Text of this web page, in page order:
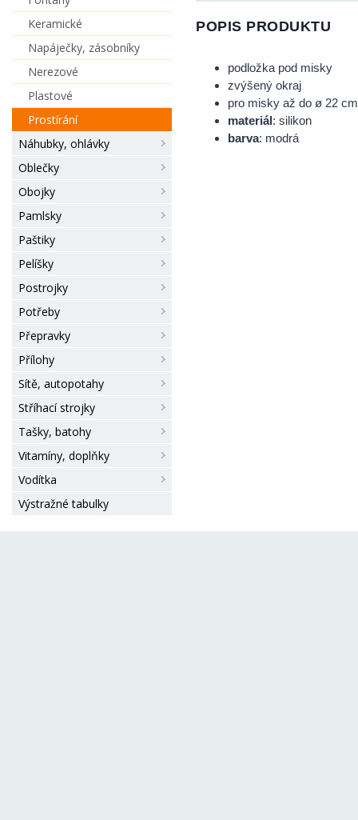
Keramické
Napáječky, zásobníky
Nerezové
Plastové
Prostírání
Náhubky, ohlávky
Oblečky
Obojky
Pamlsky
Paštiky
Pelíšky
Postrojky
Potřeby
Přepravky
Přílohy
Sítě, autopotahy
Stříhací strojky
Tašky, batohy
Vitamíny, doplňky
Vodítka
Výstražné tabulky
POPIS PRODUKTU
podložka pod misky
zvýšený okraj
pro misky až do ø 22 cm
materiál: silikon
barva: modrá